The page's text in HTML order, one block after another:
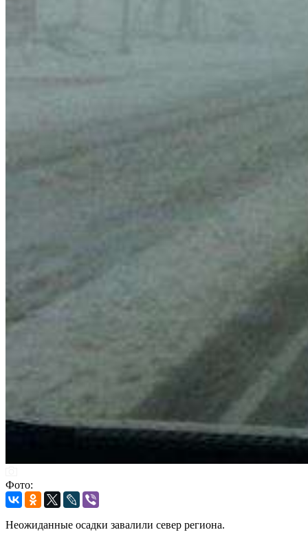
Фото:
Неожиданные осадки завалили север региона.